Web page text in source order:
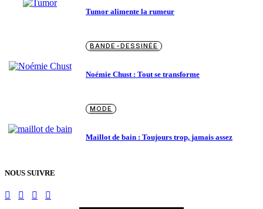
Tumor alimente la rumeur
BANDE-DESSINÉE
Noémie Chust : Tout se transforme
MODE
Maillot de bain : Toujours trop, jamais assez
NOUS SUIVRE